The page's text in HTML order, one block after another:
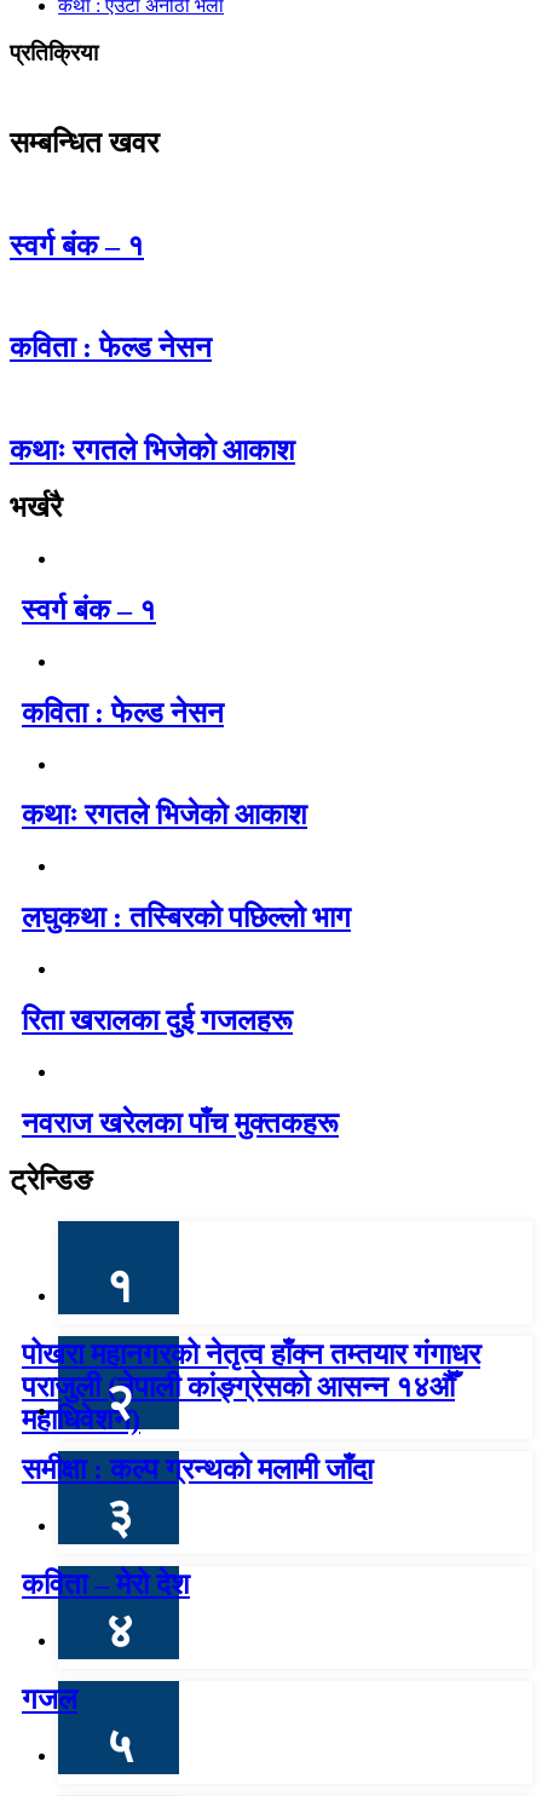
कथा : एउटा अनौठो भेला
प्रतिक्रिया
सम्बन्धित खवर
स्वर्ग बंक – १
कविता : फेल्ड नेसन
कथाः रगतले भिजेको आकाश
भर्खरै
स्वर्ग बंक – १
कविता : फेल्ड नेसन
कथाः रगतले भिजेको आकाश
लघुकथा : तस्बिरको पछिल्लो भाग
रिता खरालका दुई गजलहरू
नवराज खरेलका पाँच मुक्तकहरू
ट्रेन्डिङ
१
पोखरा महानगरको नेतृत्व हाँक्न तम्तयार गंगाधर
पराजुली (नेपाली कांङ्ग्रेसको आसन्न १४औँ
महाधिवेशन)
२
समीक्षा : कल्प ग्रन्थको मलामी जाँदा
३
कविता – मेरो देश
४
गजल
५